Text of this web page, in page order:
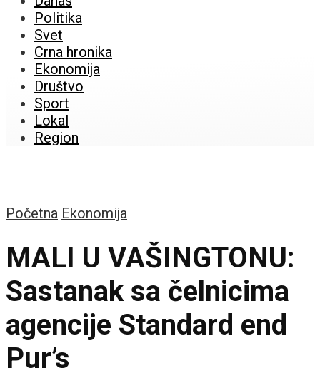
Politika
Svet
Crna hronika
Ekonomija
Društvo
Sport
Lokal
Region
Početna Ekonomija
MALI U VAŠINGTONU:
Sastanak sa čelnicima
agencije Standard end
Pur’s